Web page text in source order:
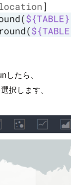
たら、
択します。